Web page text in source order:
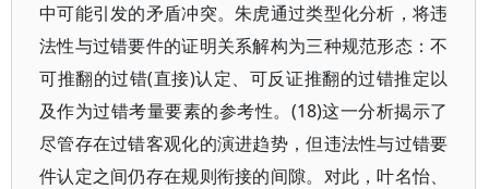
中可能引发的矛盾冲突。朱虎通过类型化分析，将违
法性与过错要件的证明关系解构为三种规范形态：不
可推翻的过错(直接)认定、可反证推翻的过错推定以
及作为过错考量要素的参考性。(18)这一分析揭示了
尽管存在过错客观化的演进趋势，但违法性与过错要
件认定之间仍存在规则衔接的间隙。对此，叶名怡、